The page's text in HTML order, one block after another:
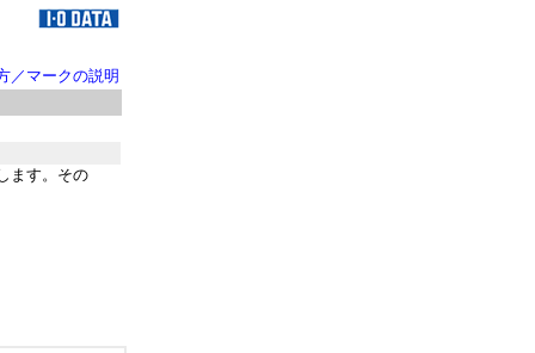
／マークの説明
ます。その